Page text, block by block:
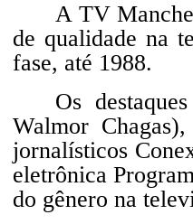
A TV
de qualidade na
fase, até 1988.
Os
Walmor
jornalísticos
eletrônica
do gênero na